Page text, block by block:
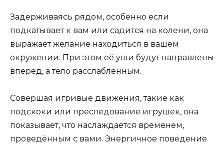
Задерживаясь рядом, особенно если
подкатывает к вам или садится на колени, она
выражает желание находиться в вашем
окружении. При этом её уши будут направлены
вперёд, а тело расслабленным.
Совершая игривые движения, такие как
подскоки или преследование игрушек, она
показывает, что наслаждается временем,
проведённым с вами. Энергичное поведение